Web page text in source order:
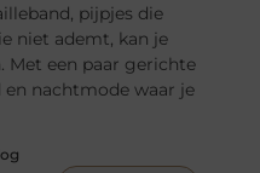
pijpjes die
niet ademt, kan je
Met een paar gerichte
en nachtmode waar je